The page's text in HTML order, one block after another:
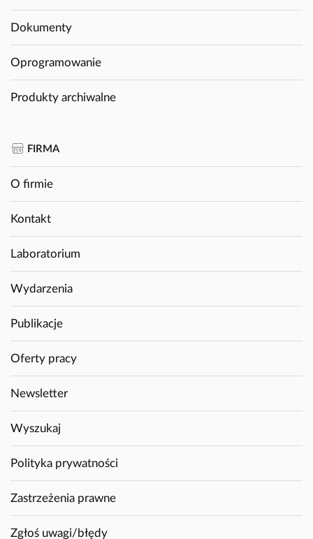
Dokumenty
Oprogramowanie
Produkty archiwalne
FIRMA
O firmie
Kontakt
Laboratorium
Wydarzenia
Publikacje
Oferty pracy
Newsletter
Wyszukaj
Polityka prywatności
Zastrzeżenia prawne
Zgłoś uwagi/błędy